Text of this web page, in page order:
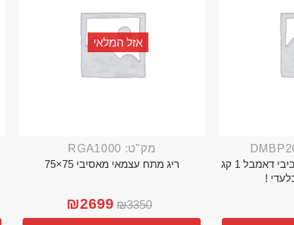
משקולת יד משושה ורוד ביבי דאמבל 1 קג
אזל המלאי
מק"ט: RGA1000
ריג מתח עצמאי מאסיבי 75×75
₪3350
₪2699